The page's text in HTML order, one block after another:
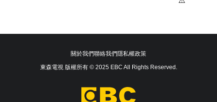
關於我們聯絡我們隱私權政策
東森電視 版權所有 © 2025 EBC All Rights Reserved.